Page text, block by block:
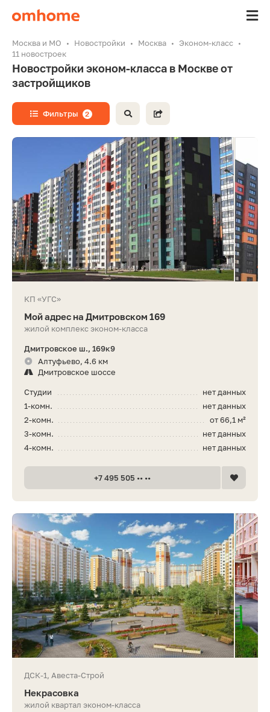
Москва и МО Новостройки Москва
Эконом-класс
11 новостроек
Новостройки эконом-класса в Москве от
застройщиков
Фильтры 2
КП «УГС»
Мой адрес на Дмитровском 169
жилой комплекс эконом-класса
Дмитровское ш., 169к9
Алтуфьево, 4.6 км
Дмитровское шоссе
нет данных
Студии
нет данных
1-комн.
от 66,1 м²
2-комн.
нет данных
3-комн.
нет данных
4-комн.
+7 495 505 •• ••
ДСК-1, Авеста-Строй
Некрасовка
жилой квартал эконом-класса